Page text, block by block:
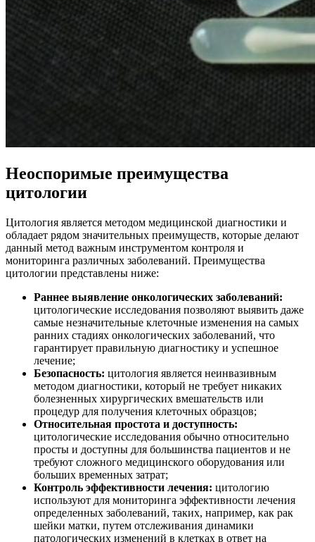
Неоспоримые преимущества
цитологии
Цитология является методом медицинской диагностики и
обладает рядом значительных преимуществ, которые делают
данный метод важным инструментом контроля и
мониторинга различных заболеваний. Преимущества
цитологии представлены ниже:
Раннее выявление онкологических заболеваний:
цитологические исследования позволяют выявить даже
самые незначительные клеточные изменения на самых
ранних стадиях онкологических заболеваний, что
гарантирует правильную диагностику и успешное
лечение;
Безопасность: цитология является неинвазивным
методом диагностики, который не требует никаких
болезненных хирургических вмешательств или
процедур для получения клеточных образцов;
Относительная простота и доступность:
цитологические исследования обычно относительно
просты и доступны для большинства пациентов и не
требуют сложного медицинского оборудования или
больших временных затрат;
Контроль эффективности лечения: цитологию
используют для мониторинга эффективности лечения
определенных заболеваний, таких, например, как рак
шейки матки, путем отслеживания динамики
патологических изменений в клетках в ответ на